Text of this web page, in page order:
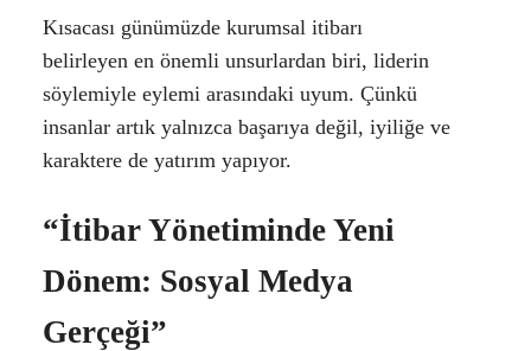
Kısacası günümüzde kurumsal itibarı
belirleyen en önemli unsurlardan biri, liderin
söylemiyle eylemi arasındaki uyum. Çünkü
insanlar artık yalnızca başarıya değil, iyiliğe ve
karaktere de yatırım yapıyor.
“İtibar Yönetiminde Yeni
Dönem: Sosyal Medya
Gerçeği”